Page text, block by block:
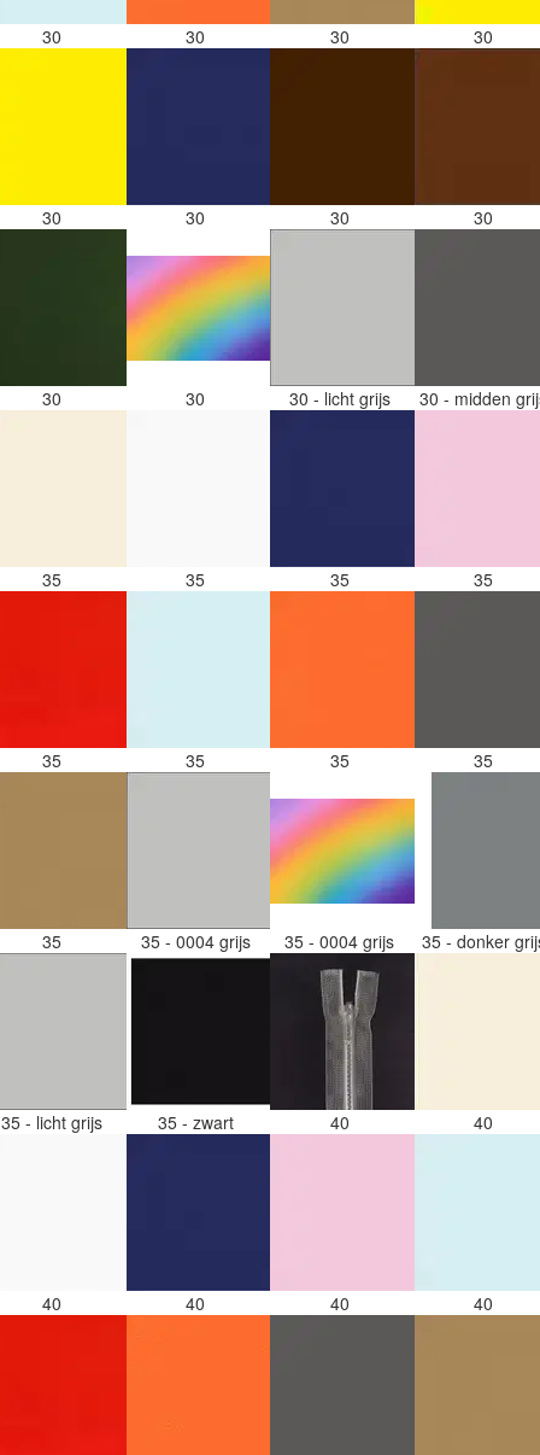
30 30 30 30
30 30 30 30
30 30 30 - licht grijs 30 - midden
35 35 35 35
35 35 35 35
35 35 - 0004 grijs 35 - 0004 grijs 35 - donker
35 - licht grijs 35 - zwart 40 40
40 40 40 40